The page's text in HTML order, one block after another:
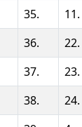
35. 11.
36. 22.
37. 23.
38. 24.